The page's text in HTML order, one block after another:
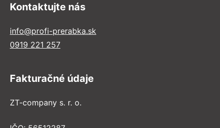
Kontaktujte nás
info@profi-prerabka.sk
0919 221 257
Fakturačné údaje
ZT-company s. r. o.